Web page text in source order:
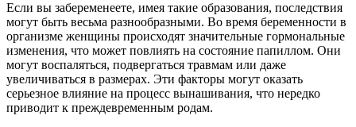
Если вы забеременеете, имея такие образования, последствия
могут быть весьма разнообразными. Во время беременности в
организме женщины происходят значительные гормональные
изменения, что может повлиять на состояние папиллом. Они
могут воспаляться, подвергаться травмам или даже
увеличиваться в размерах. Эти факторы могут оказать
серьезное влияние на процесс вынашивания, что нередко
приводит к преждевременным родам.